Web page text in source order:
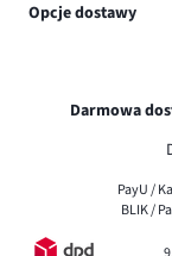
Opcje dostawy
Darmowa
PayU /
BLIK /